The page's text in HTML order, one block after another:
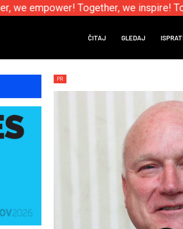
empower! Together, we inspire!
ČITAJ GLEDAJ
PR